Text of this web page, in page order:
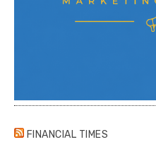
FINANCIAL TIMES